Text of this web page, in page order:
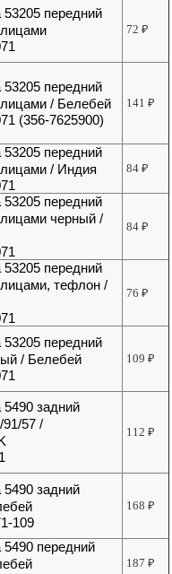
53205 передний
72₽
53205 передний
/ Белебей
(356-7625900)
141₽
53205 передний
/ Индия
84₽
53205 передний
черный /
84₽
53205 передний
тефлон /
76₽
53205 передний
/ Белебей
109₽
задний
57 /
112₽
задний
109
168₽
5490 передний
187₽